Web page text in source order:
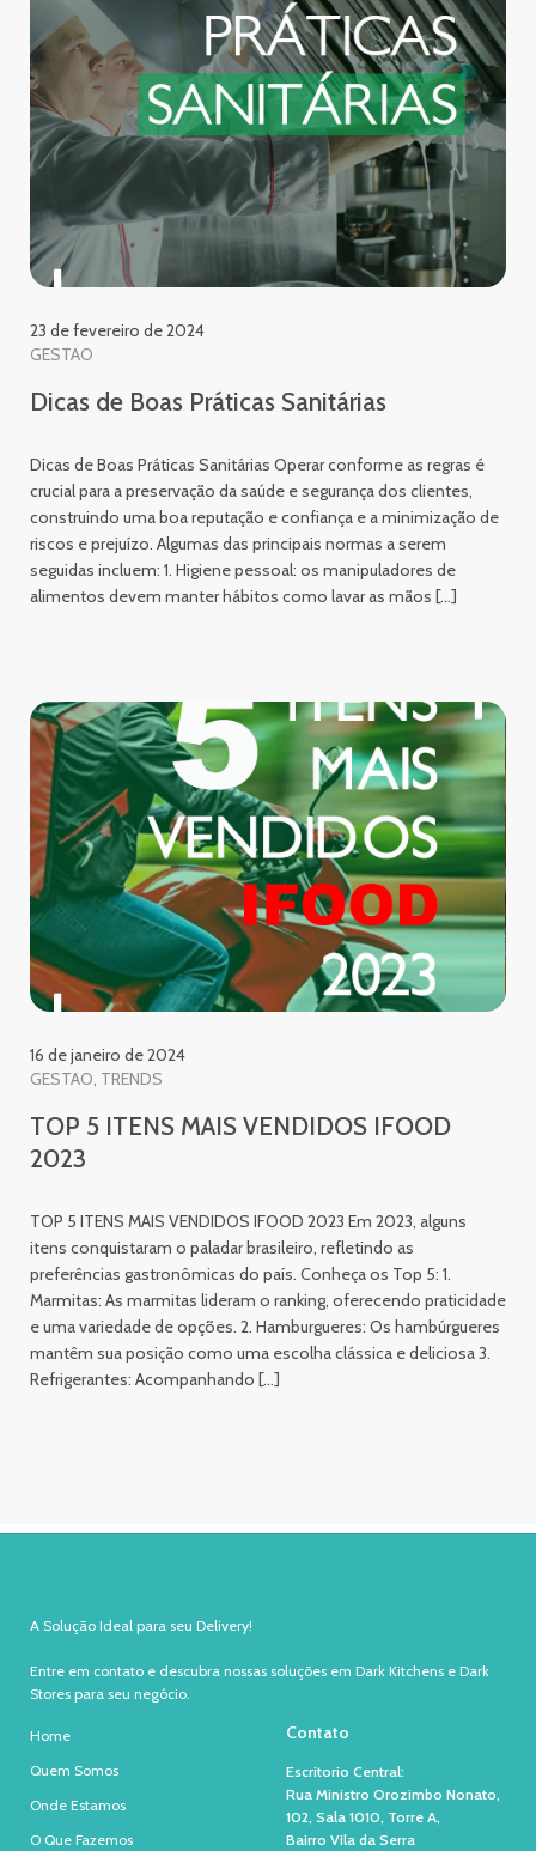
23 de fevereiro de 2024
GESTAO
Dicas de Boas Práticas Sanitárias
Dicas de Boas Práticas Sanitárias Operar conforme as regras é
crucial para a preservação da saúde e segurança dos clientes,
construindo uma boa reputação e confiança e a minimização de
riscos e prejuízo. Algumas das principais normas a serem
seguidas incluem: 1. Higiene pessoal: os manipuladores de
alimentos devem manter hábitos como lavar as mãos […]
16 de janeiro de 2024
GESTAO TRENDS
TOP 5 ITENS MAIS VENDIDOS IFOOD
2023
TOP 5 ITENS MAIS VENDIDOS IFOOD 2023 Em 2023, alguns
itens conquistaram o paladar brasileiro, refletindo as
preferências gastronômicas do país. Conheça os Top 5: 1.
Marmitas: As marmitas lideram o ranking, oferecendo praticidade
e uma variedade de opções. 2. Hamburgueres: Os hambúrgueres
mantêm sua posição como uma escolha clássica e deliciosa 3.
Refrigerantes: Acompanhando […]
A Solução Ideal para seu Delivery!
Entre em contato e descubra nossas soluções em Dark Kitchens e Dark
Stores para seu negócio.
Home
Quem Somos
Onde Estamos
O Que Fazemos
Contato
Escritorio Central:
Rua Ministro Orozimbo Nonato,
102, Sala 1010, Torre A,
Bairro Vila da Serra